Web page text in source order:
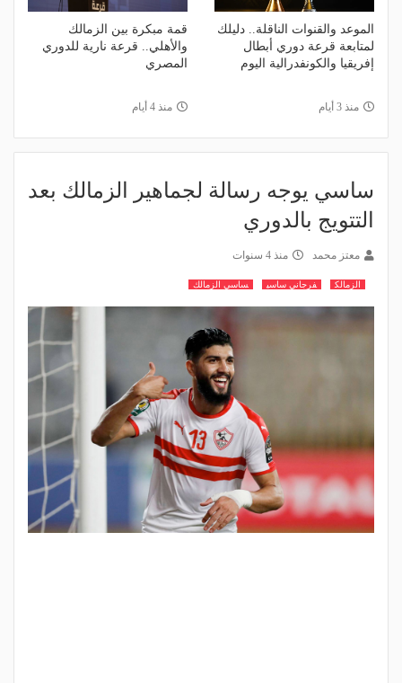
الموعد والقنوات الناقلة.. دليلك
لمتابعة قرعة دوري أبطال
إفريقيا والكونفدرالية اليوم
منذ 3 أيام
قمة مبكرة بين الزمالك
والأهلي.. قرعة نارية للدوري
المصري
منذ 4 أيام
ساسي يوجه رسالة لجماهير الزمالك بعد
التتويج بالدوري
معتز محمد منذ 4 سنوات
الزمالك فرجاني ساسي ساسي الزمالك